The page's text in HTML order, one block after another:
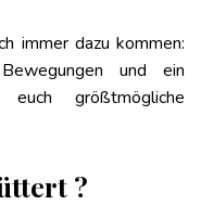
immer dazu kommen:
und ein
größtmögliche
?